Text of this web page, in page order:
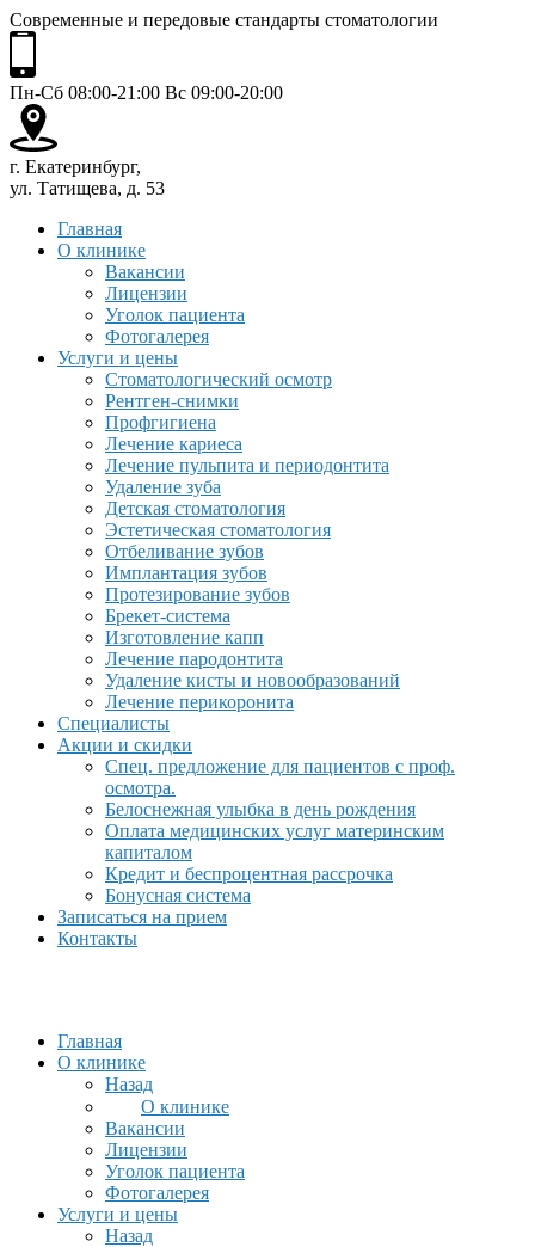
Современные и передовые стандарты стоматологии
Пн-Сб 08:00-21:00 Вс 09:00-20:00
г. Екатеринбург,
ул. Татищева, д. 53
Главная
О клинике
Вакансии
Лицензии
Уголок пациента
Фотогалерея
Услуги и цены
Стоматологический осмотр
Рентген-снимки
Профгигиена
Лечение кариеса
Лечение пульпита и периодонтита
Удаление зуба
Детская стоматология
Эстетическая стоматология
Отбеливание зубов
Имплантация зубов
Протезирование зубов
Брекет-система
Изготовление капп
Лечение пародонтита
Удаление кисты и новообразований
Лечение перикоронита
Специалисты
Акции и скидки
Спец. предложение для пациентов с проф.
осмотра.
Белоснежная улыбка в день рождения
Оплата медицинских услуг материнским
капиталом
Кредит и беспроцентная рассрочка
Бонусная система
Записаться на прием
Контакты
Главная
О клинике
Назад
О клинике
Вакансии
Лицензии
Уголок пациента
Фотогалерея
Услуги и цены
Назад